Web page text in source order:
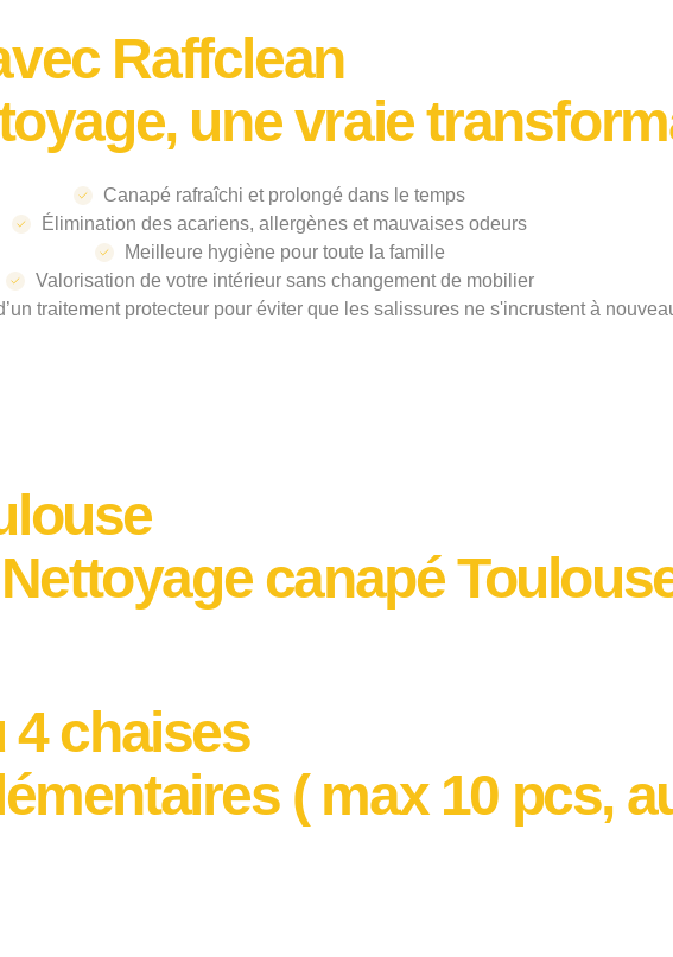
Raffclean
une vraie
Canapé rafraîchi et prolongé dans le temps
Élimination des acariens, allergènes et mauvaises odeurs
Meilleure hygiène pour toute la famille
Valorisation de votre intérieur sans changement de mobilier
traitement protecteur pour éviter que les salissures ne s'incrustent à
canapé
4 chaises
( max 10 pcs,